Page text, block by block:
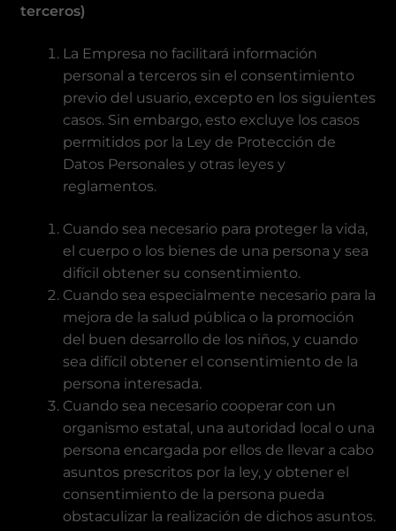
terceros)
La Empresa no facilitará información
personal a terceros sin el consentimiento
previo del usuario, excepto en los siguientes
casos. Sin embargo, esto excluye los casos
permitidos por la Ley de Protección de
Datos Personales y otras leyes y
reglamentos.
Cuando sea necesario para proteger la vida,
el cuerpo o los bienes de una persona y sea
difícil obtener su consentimiento.
Cuando sea especialmente necesario para la
mejora de la salud pública o la promoción
del buen desarrollo de los niños, y cuando
sea difícil obtener el consentimiento de la
persona interesada.
Cuando sea necesario cooperar con un
organismo estatal, una autoridad local o una
persona encargada por ellos de llevar a cabo
asuntos prescritos por la ley, y obtener el
consentimiento de la persona pueda
obstaculizar la realización de dichos asuntos.